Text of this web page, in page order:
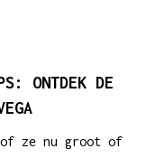
ONTDEK DE
of ze nu groot of